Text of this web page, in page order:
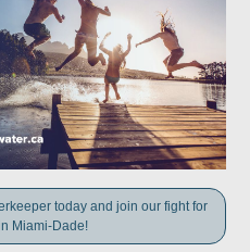
today and join our fight for
Miami-Dade!